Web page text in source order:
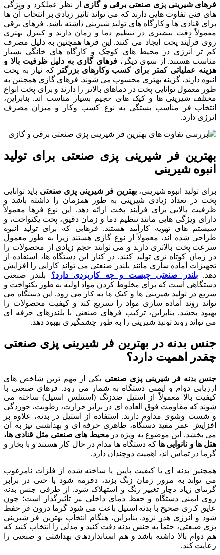
فرهای شیرینی پزی صنعتی برقی و گازی از نظر عملکرد و ویژگی
های فنی تفاوت هایی دارند که می تواند تاثیر زیادی بر انتخاب آن ها
برای قنادی ها و کارگاه های تولید شیرینی داشته باشد. فرهای برقی
معمولاً دقت بیشتری در تنظیم دما و زمان دارند و کنترل بهتری
روی فرآیند پخت ایجاد می کنند. این فرها همچنین به دلیل مصرف
کم تر انرژی در محیط های کوچک و کارگاه های خانگی بسیار
مناسب هستند. از سوی دیگر،فرهای گازی به دلیل ظرفیت بالا و
هزینه عملیاتی کمتر برای کسب وکارهای بزرگتر
که نیاز به پخت
انبوه دارند، گزینه بهتری محسوب می شوند. فرهای گازی همچنین به
طور معمول توانایی پخت در دماهای بالاتر را دارند و برای پخت انواع
مختلف شیرینی ها و کیک های حجیم بسیار مناسب اند. بنابراین،
انتخاب فر مناسب بستگی به نوع کسب وکار و میزان مصرف
انرژی دارد.
بهترین فر شیرینی پزی صنعتی برای تولید
انبوه شیرینی
برای تولید انبوه شیرینی،بهترین فر شیرینی پزی صنعتی باید توانایی
پخت در تعداد زیادی شیرینی به طور همزمان را داشته باشد و
ظرفیت بالایی برای فرآیند پخت ارائه دهد. این نوع فرها معمولاً
دارای ویژگی هایی مانند تنظیم دما و زمان دقیق، پخت یکنواخت، و
سیستم های تهویه کارآمد هستند. فرهایی که برای تولید انبوه
طراحی شده اند، معمولاً از نوع گازی هستند زیرا به طور معمول
سرعت پخت بالاتری دارند و می توانند حجم زیادی از محصولات را
در زمان کوتاه تری تولید کنند. در کنار این دستگاه ها، استفاده از
تجهیزات آماده سازی مانند بلندر صنعتی می تواند کارایی را افزایش
دهد.بلندر صنعتی چیست و چه کاربردی دارد؟ بلندر صنعتی
دستگاهی است که برای مخلوط کردن مواد اولیه به طور یکنواخت و
سریع در تولید شیرینی ها و کیک ها به کار می رود. این دستگاه می
تواند روند آماده سازی مواد را تسریع کند و کیفیت محصولات را
بهبود بخشد. بنابراین، ترکیب فرهای صنعتی با بلندرهای حرفه ای
می تواند روند تولید شیرینی را به طور چشمگیری بهبود دهد.
جنس بدنه در بهترین فر شیرینی پزی صنعتی
چقدر اهمیت دارد؟
جنس بدنه فر شیرینی پزی صنعتی یکی از مهم ترین شاخص های
ارزیابی دوام و ایمنی دستگاه به شمار می رود. فرهای صنعتی با
کیفیت بالا معمولاً از استیل ضدزنگ (استنلس استیل) ساخته می
شوند که مقاومت فوق العاده ای در برابر حرارت، رطوبت، خوردگی
و شست وشوی مداوم دارند. استفاده از استیل در بدنه، علاوه بر
افزایش عمر مفید دستگاه، ظاهری حرفه ای و بهداشتی نیز به آن
می بخشد. این موضوع به ویژه در محیط های صنعتی مثل قنادی ها،
هتل ها و نانوایی ها که دستگاه ها مدام در حال کار هستند و با بخار و
گرما در تماس اند، اهمیت دوچندان دارد.
همچنین بدنه ای با کیفیت پایین یا ساخته شده از فلزات نامرغوب
می تواند به مرور زمان زنگ بزند، دفرمه شود یا حتی در برابر
گرمای زیاد دچار تغییر رنگ و استهلاک شود. از طرفی جنس بدنه
روی ایمنی دستگاه و حفظ دمای داخلی نیز تأثیرگذار است؛ چون
عایق کاری صحیح با بدنه استیل باعث می شود گرما درون فر حفظ
شود و انرژی هدر نرود. بنابراین، هنگام انتخاب بهترین فر شیرینی
پزی صنعتی، حتماً به جنس بدنه دقت کنید و مدلی را انتخاب کنید که
هم دوام بالا داشته باشد و هم استانداردهای بهداشتی و صنعتی را
رعایت کند.